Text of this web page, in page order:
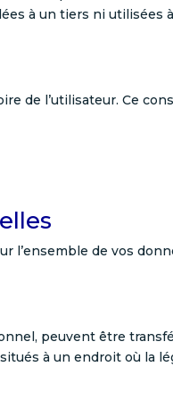
à un tiers ni utilisées
de l’utilisateur. Ce
l’ensemble de vos
peuvent être
à un endroit où la